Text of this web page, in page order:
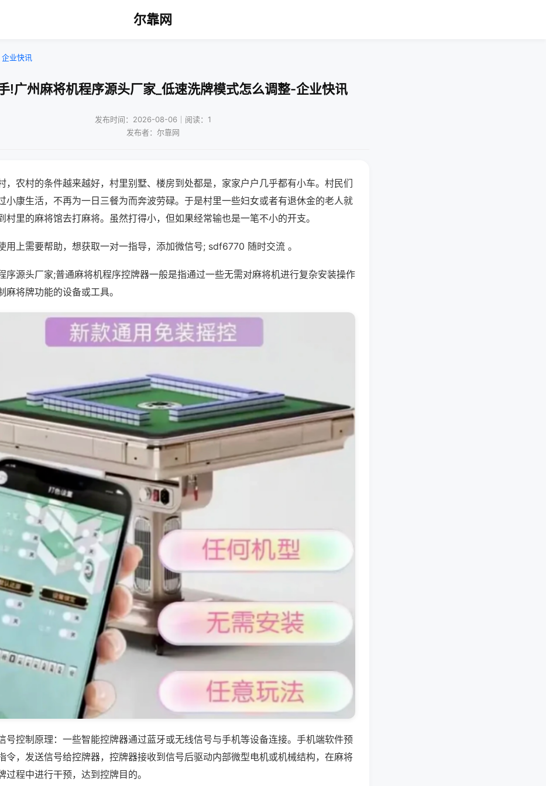
尔靠网
企业快讯
!广州麻将机程序源头厂家_低速洗牌模式怎么调整-企业快讯
发布时间：2026-08-06｜阅读：1
发布者：尔靠网
，农村的条件越来越好，村里别墅、楼房到处都是，家家户户几乎都有小车。村民们
小康生活，不再为一日三餐为而奔波劳碌。于是村里一些妇女或者有退休金的老人就
村里的麻将馆去打麻将。虽然打得小，但如果经常输也是一笔不小的开支。
用上需要帮助，想获取一对一指导，添加微信号; sdf6770 随时交流 。
序源头厂家;普通麻将机程序控牌器一般是指通过一些无需对麻将机进行复杂安装操作
麻将牌功能的设备或工具。
号控制原理：一些智能控牌器通过蓝牙或无线信号与手机等设备连接。手机端软件预
令，发送信号给控牌器，控牌器接收到信号后驱动内部微型电机或机械结构，在麻将
过程中进行干预，达到控牌目的。